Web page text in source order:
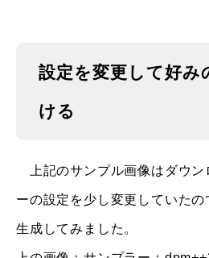
設定を変更して好み
ける
上記のサンプル画像はダウン
ーの設定を少し変更していた
生成してみました。